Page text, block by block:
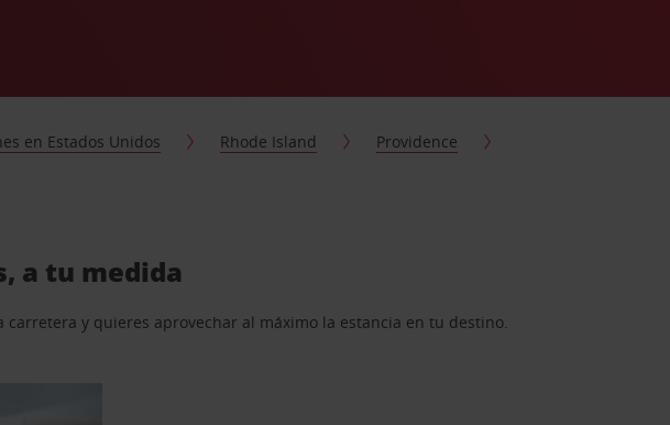
en Estados Unidos Rhode Island
Providence
a tu medida
y quieres aprovechar al máximo la estancia en tu destino.